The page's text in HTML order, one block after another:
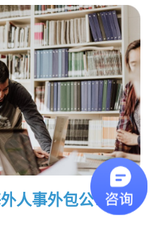
人事外包公司靠谱